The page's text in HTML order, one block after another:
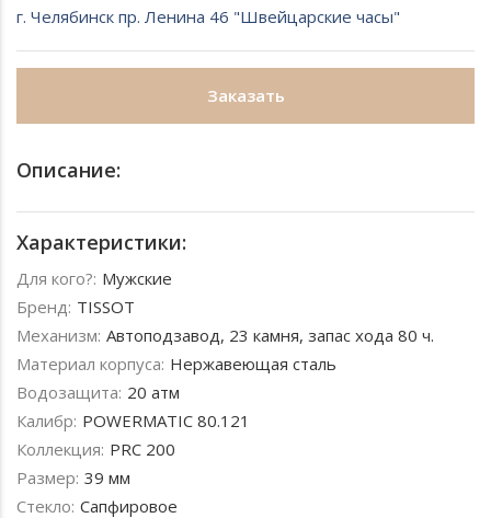
г. Челябинск пр. Ленина 46 "Швейцарские часы"
Заказать
Описание:
Характеристики:
Для кого?: Мужские
Бренд: TISSOT
Механизм: Автоподзавод, 23 камня, запас хода 80 ч.
Материал корпуса: Нержавеющая сталь
Водозащита: 20 атм
Калибр: POWERMATIC 80.121
Коллекция: PRC 200
Размер: 39 мм
Стекло: Сапфировое